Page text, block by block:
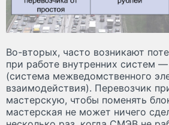
Во-вторых, часто возникают
при работе внутренних систем
(система межведомственного
взаимодействия). Перевозчик
мастерскую, чтобы поменять
мастерская не может ничего